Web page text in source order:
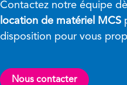
Contactez notre équipe
location de matériel MCS
disposition pour vous
Nous contacter